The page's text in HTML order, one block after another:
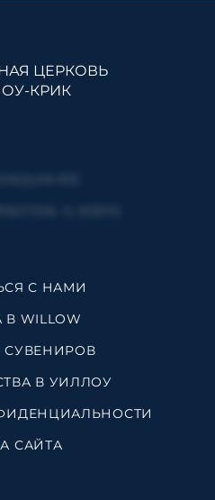
С НАМИ
WILLOW
СУВЕНИРОВ
В УИЛЛОУ
САЙТА